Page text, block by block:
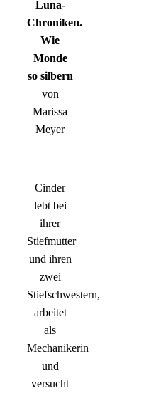
Luna-
Chroniken.
Wie
Monde
so silbern
von
Marissa
Meyer
Cinder
lebt bei
ihrer
Stiefmutter
und ihren
zwei
Stiefschwestern,
arbeitet
als
Mechanikerin
und
versucht